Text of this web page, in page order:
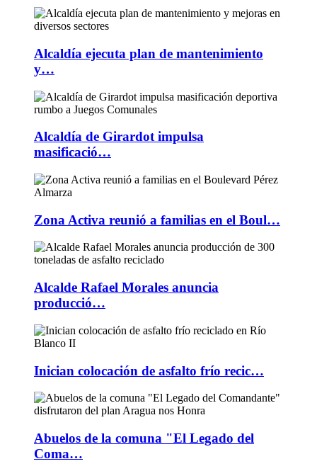
Alcaldía ejecuta plan de mantenimiento
y…
Alcaldía de Girardot impulsa
masificació…
Zona Activa reunió a familias en el Boul…
Alcalde Rafael Morales anuncia
producció…
Inician colocación de asfalto frío recic…
Abuelos de la comuna "El Legado del
Coma…